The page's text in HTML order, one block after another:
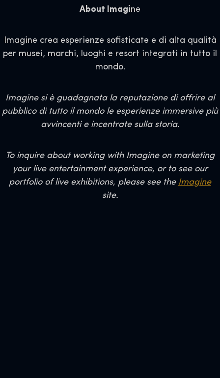
About Imagine
Imagine crea esperienze sofisticate e di alta qualità
per musei, marchi, luoghi e resort integrati in tutto il
mondo.
Imagine si è guadagnata la reputazione di offrire al
pubblico di tutto il mondo le esperienze immersive più
avvincenti e incentrate sulla storia.
To inquire about working with Imagine on marketing
your live entertainment experience, or to see our
portfolio of live exhibitions, please see the Imagine
site.